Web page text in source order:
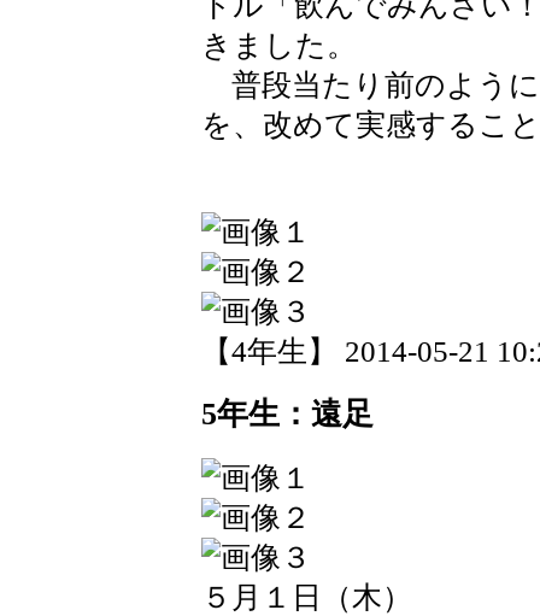
きました。
普段当たり前のよう
を、改めて実感するこ
【4年生】 2014-05-21
5年生：遠足
５月１日（木）